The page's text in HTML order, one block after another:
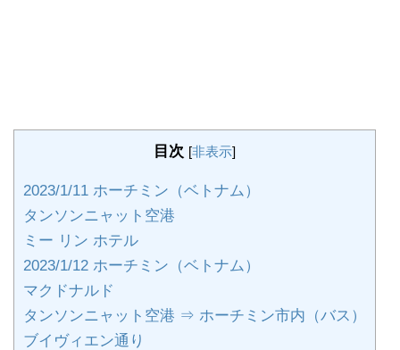
目次 [非表示]
2023/1/11 ホーチミン（ベトナム）
タンソンニャット空港
ミー リン ホテル
2023/1/12 ホーチミン（ベトナム）
マクドナルド
タンソンニャット空港 ⇒ ホーチミン市内（バス）
ブイヴィエン通り